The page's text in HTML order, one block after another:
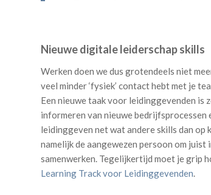
Nieuwe digitale leiderschap skills
Werken doen we dus grotendeels niet
veel minder ‘fysiek’ contact hebt met je
Een nieuwe taak voor leidinggevenden is
informeren van nieuwe bedrijfsprocessen
leidinggeven net wat andere skills dan op
namelijk de aangewezen persoon om
samenwerken. Tegelijkertijd moet je grip
Learning Track voor Leidinggevenden.